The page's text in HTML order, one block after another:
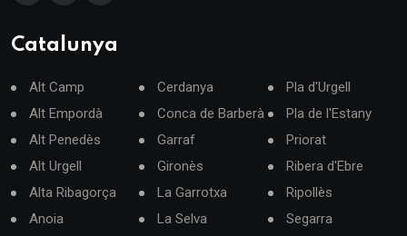
Catalunya
Alt Camp
Alt Empordà
Alt Penedès
Alt Urgell
Alta Ribagorça
Anoia
Cerdanya
Conca de Barberà
Garraf
Gironès
La Garrotxa
La Selva
Pla d'Urgell
Pla de l'Estany
Priorat
Ribera d'Ebre
Ripollès
Segarra